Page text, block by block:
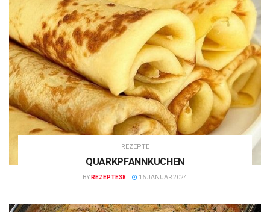
REZEPTE
QUARKPFANNKUCHEN
BY REZEPTE38 16 JANUAR 2024